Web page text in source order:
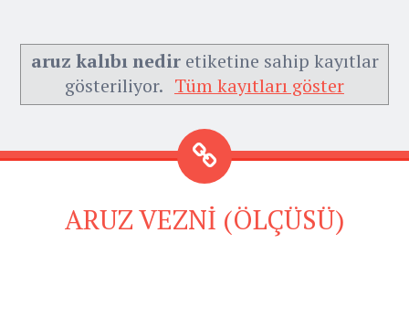
aruz kalıbı nediretiketine sahip kayıtlar
gösteriliyor. Tüm kayıtları göster
ARUZ VEZNİ (ÖLÇÜSÜ)